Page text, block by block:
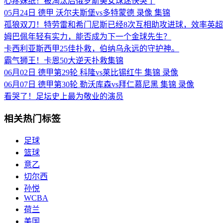
05月24日 德甲 沃尔夫斯堡vs多特蒙德 录像 集锦
孤狼双刀！特劳雷和希门尼斯已经8次互相助攻进球，效率英
姆巴佩年轻有实力，能否成为下一个金球先生？
卡西利亚斯西甲25佳扑救，伯纳乌永远的守护神。
霸气狮王！卡恩50大逆天扑救集锦
06月02日 德甲第29轮 科隆vs莱比锡红牛 集锦 录像
06月07日 德甲第30轮 勒沃库森vs拜仁慕尼黑 集锦 录像
看哭了！足坛史上最为敬业的演员
相关热门标签
足球
篮球
意乙
切尔西
孙悦
WCBA
荷兰
美国